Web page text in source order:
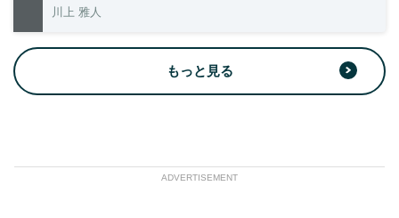
川上 雅人
もっと見る
ADVERTISEMENT